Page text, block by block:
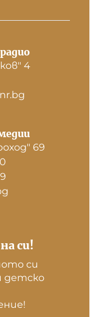
4
си!
си
детско
69